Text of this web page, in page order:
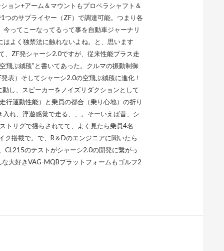
ョン+アーム＆マウントもプロペラシャフト＆
のサプライヤー（ZF）で調達可能。つまり各
ってこーなってるって事を自動車ジャーナリ
よく独禁法に触れないよね。と、思います
、ZF発シャーシ2.0ですが、従来性能プラス走
飛ぶ絨毯”と書いてあった。クルマの振動制御
表）そしてシャーシ2.0の空飛ぶ絨毯に進化！
し、スピーカーをノイズリダクションとして
行運動性能）と乗員の都合（乗り心地）の折り
れ、浮遊感覚で走る、、。そーいえば昔、シ
トリグで揺らされてて、よく見たら乗員4名
搭載で。で、R＆Dのエンジニアに聞いたら
CL215のテストがシャーシ2.0の開発に繋がっ
大好きVAG-MQBプラットフォームもゴルフ2